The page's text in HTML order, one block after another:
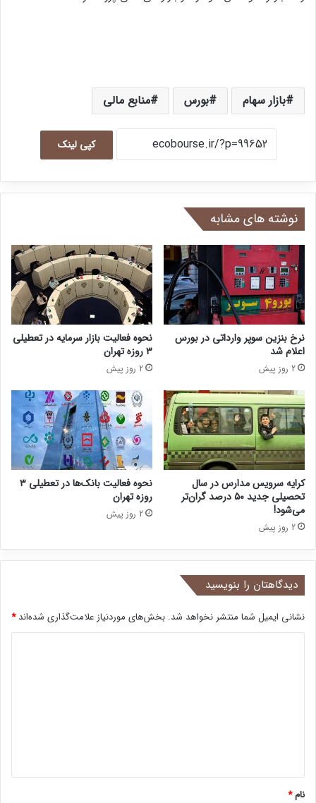
بازار سهام بورس منابع مالی
کپی لینک
نوشته های مشابه
نرخ بنزین سوپر وارداتی در بورس
اعلام شد
2 روز پیش
نحوه فعالیت بازار سرمایه در تعطیلی
۳ روزه تهران
2 روز پیش
کرایه سرویس مدارس در سال
تحصیلی جدید ۵۰ درصد گران‌تر
می‌شود!
2 روز پیش
نحوه فعالیت بانک‌ها در تعطیلی ۳
روزه تهران
2 روز پیش
دیدگاهتان را بنویسید
نشانی ایمیل شما منتشر نخواهد شد. بخش‌های موردنیاز علامت‌گذاری شده‌اند*
نام*